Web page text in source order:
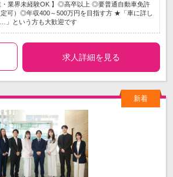
・業界未経験OK 】◎高卒以上 ◎要普通自動車免許
定可）◎年収400～500万円を目指す方 ★「車に詳し
…」という方も大歓迎です
求人詳細を見る